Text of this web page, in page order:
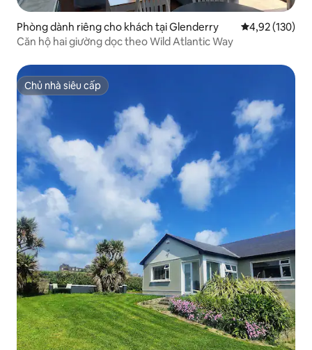
Phòng dành riêng cho khách tại Glenderry Xếp hạng
4,92 (130)
Căn hộ hai giường dọc theo Wild Atlantic Way
Chủ nhà siêu cấp
Chủ nhà siêu cấp